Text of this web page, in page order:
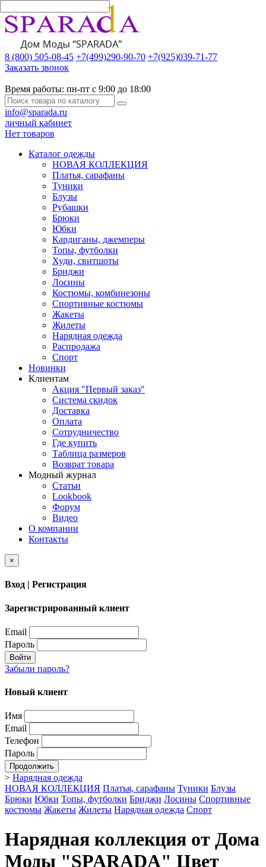
8 (800) 505-08-45 +7(499)290-90-70 +7(925)039-71-77
Заказать звонок
Время работы: пн-пт с 9:00 до 18:00
info@sparada.ru
личный кабинет
Нет товаров
Каталог одежды
НОВАЯ КОЛЛЕКЦИЯ
Платья, сарафаны
Туники
Блузы
Рубашки
Брюки
Юбки
Кардиганы, джемперы
Топы, футболки
Худи, свитшоты
Бриджи
Лосины
Костюмы, комбинезоны
Спортивные костюмы
Жакеты
Жилеты
Нарядная одежда
Распродажа
Спорт
Новинки
Клиентам
Акция "Первый заказ"
Система скидок
Доставка
Оплата
Сотрудничество
Где купить
Таблица размеров
Возврат товара
Модный журнал
Статьи
Lookbook
Форум
Видео
О компании
Контакты
×
Вход | Регистрация
Зарегистрированный клиент
Email
Пароль
Войти
Забыли пароль?
Новый клиент
Имя
Email
Телефон
Пароль
Продолжить
> Нарядная одежда
НОВАЯ КОЛЛЕКЦИЯ Платья, сарафаны Туники Блузы
Брюки Юбки Топы, футболки Бриджи Лосины Спортивные
костюмы Жакеты Жилеты Нарядная одежда Спорт
Нарядная коллекция от Дома
Моды "SPARADA" Цвет